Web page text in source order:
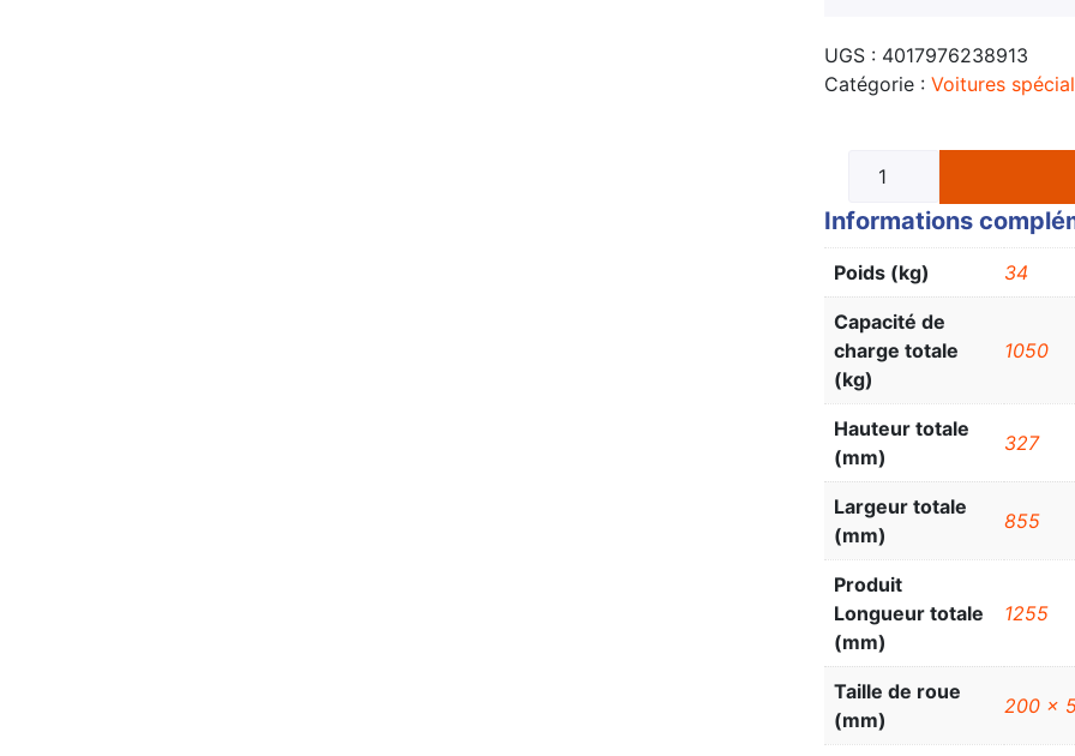
UGS : 4017976238913
Catégorie : Voitures
Informations
Poids (kg) 34
Capacité de
charge totale
(kg)
1050
Hauteur totale
(mm)
327
Largeur totale
(mm)
855
Produit
Longueur totale
(mm)
1255
Taille de roue
(mm)
200 x